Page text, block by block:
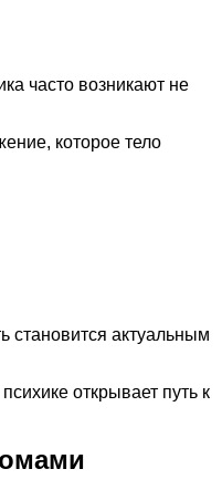
часто возникают не
которое тело
становится актуальным
открывает путь к